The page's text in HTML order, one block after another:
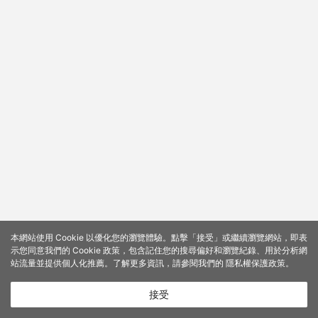
本網站使用 Cookie 以優化您的瀏覽體驗。點擊「接受」或繼續瀏覽網站，即表
示您同意我們的 Cookie 政策，包含記住您的搜尋偏好和瀏覽紀錄、用於分析網
站流量並提供個人化推薦。了解更多資訊，請參閱我們的 隱私權保護政策。
接受